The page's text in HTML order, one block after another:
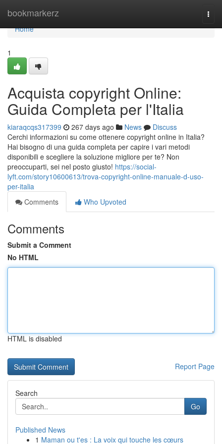
bookmarkerz
Home
Home
1
Acquista copyright Online:
Guida Completa per l'Italia
kiaraqcqs317399 267 days ago News
Discuss
Cerchi informazioni su come ottenere copyright online in Italia?
Hai bisogno di una guida completa per capire i vari metodi
disponibili e scegliere la soluzione migliore per te? Non
preoccuparti, sei nel posto giusto! https://social-
lyft.com/story10600613/trova-copyright-online-manuale-d-uso-
per-italia
Comments
Who Upvoted
Comments
Submit a Comment
No HTML
HTML is disabled
Report Page
Search
Go
Published News
1 Maman ou t'es : La voix qui touche les cœurs